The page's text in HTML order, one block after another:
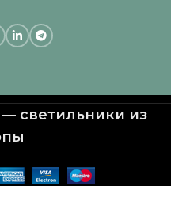
светильники из